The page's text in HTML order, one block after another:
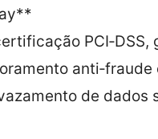
de dados